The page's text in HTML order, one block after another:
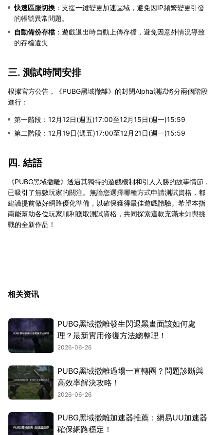
快速區服切換 ：支援一鍵變更加速區域，避免因IP頻繁變更引發
的帳號異常問題。
自動備份存檔 ：遊戲退出時自動上傳存檔，避免因意外情況導致
的存檔遺失
三. 測試時間安排
根據官方公告，《PUBG黑域撤離》的封閉Alpha測試將分兩個階段
進行：
第一階段：12月12日(週五)17:00至12月15日(週一)15:59
第二階段：12月19日(週五)17:00至12月21日(週一)15:59
四. 結語
《PUBG黑域撤離》透過其獨特的遊戲機制和引人入勝的故事情節，
已吸引了無數玩家的關注。無論您選擇哪種方式申請測試資格，都
建議提前做好網路優化準備，以確保獲得最佳遊戲體驗。希望本指
南能幫助各位玩家順利獲取測試資格，共同探索這款充滿未知與挑
戰的全新作品！
相关资讯
PUBG黑域撤離發生閃退黑畫面該如何處
理？最新實用修復方法總整理！
2026-06-26
PUBG黑域撤離過場一直轉圈？問題診斷與
高效率解決攻略！
2026-06-26
PUBG黑域撤離加速器推薦：網易UU加速器
確保網路穩定！